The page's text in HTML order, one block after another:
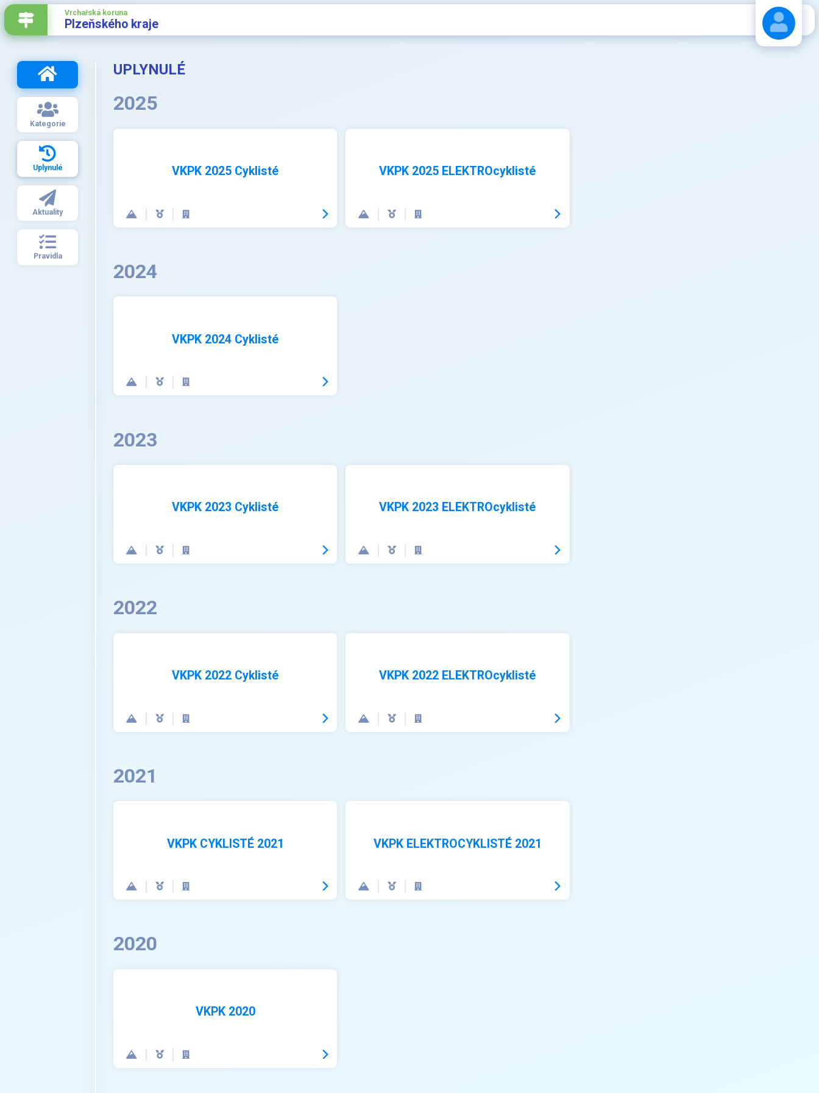
Vrchařská koruna
Plzeňského kraje
Kategorie
Uplynulé
Aktuality
Pravidla
UPLYNULÉ
2025
VKPK 2025 Cyklisté VKPK 2025 ELEKTROcyklisté
2024
VKPK 2024 Cyklisté
2023
VKPK 2023 Cyklisté VKPK 2023 ELEKTROcyklisté
2022
VKPK 2022 Cyklisté VKPK 2022 ELEKTROcyklisté
2021
VKPK CYKLISTÉ 2021 VKPK ELEKTROCYKLISTÉ 2021
2020
VKPK 2020